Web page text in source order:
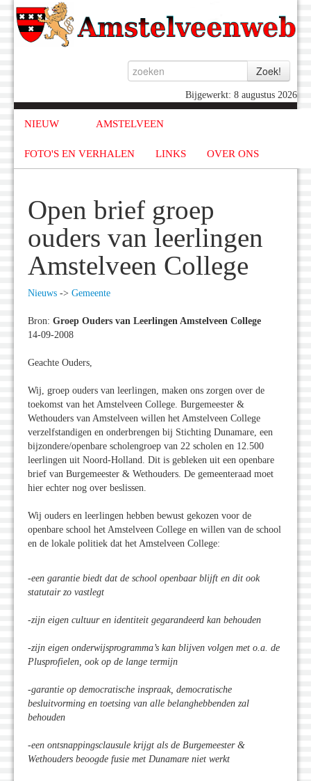
Bijgewerkt: 8 augustus 2026
NIEUW AMSTELVEEN
FOTO'S EN VERHALEN LINKS OVER ONS
Open brief groep
ouders van leerlingen
Amstelveen College
Nieuws -> Gemeente
Bron: Groep Ouders van Leerlingen Amstelveen College
14-09-2008
Geachte Ouders,
Wij, groep ouders van leerlingen, maken ons zorgen over de
toekomst van het Amstelveen College. Burgemeester &
Wethouders van Amstelveen willen het Amstelveen College
verzelfstandigen en onderbrengen bij Stichting Dunamare, een
bijzondere/openbare scholengroep van 22 scholen en 12.500
leerlingen uit Noord-Holland. Dit is gebleken uit een openbare
brief van Burgemeester & Wethouders. De gemeenteraad moet
hier echter nog over beslissen.
Wij ouders en leerlingen hebben bewust gekozen voor de
openbare school het Amstelveen College en willen van de school
en de lokale politiek dat het Amstelveen College:
-een garantie biedt dat de school openbaar blijft en dit ook
statutair zo vastlegt
-zijn eigen cultuur en identiteit gegarandeerd kan behouden
-zijn eigen onderwijsprogramma’s kan blijven volgen met o.a. de
Plusprofielen, ook op de lange termijn
-garantie op democratische inspraak, democratische
besluitvorming en toetsing van alle belanghebbenden zal
behouden
-een ontsnappingsclausule krijgt als de Burgemeester &
Wethouders beoogde fusie met Dunamare niet werkt